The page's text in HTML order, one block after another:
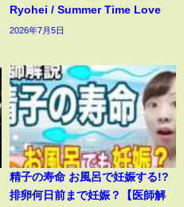
Ryohei / Summer Time Love
2026年7月5日
精子の寿命 お風呂で妊娠する!?
排卵何日前まで妊娠？【医師解